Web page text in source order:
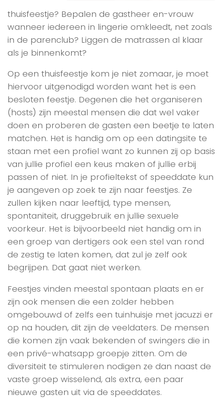
thuisfeestje? Bepalen de gastheer en-vrouw
wanneer iedereen in lingerie omkleedt, net zoals
in de parenclub? Liggen de matrassen al klaar
als je binnenkomt?
Op een thuisfeestje kom je niet zomaar, je moet
hiervoor uitgenodigd worden want het is een
besloten feestje. Degenen die het organiseren
(hosts) zijn meestal mensen die dat wel vaker
doen en proberen de gasten een beetje te laten
matchen. Het is handig om op een datingsite te
staan met een profiel want zo kunnen zij op basis
van jullie profiel een keus maken of jullie erbij
passen of niet. In je profieltekst of speeddate kun
je aangeven op zoek te zijn naar feestjes. Ze
zullen kijken naar leeftijd, type mensen,
spontaniteit, druggebruik en jullie sexuele
voorkeur. Het is bijvoorbeeld niet handig om in
een groep van dertigers ook een stel van rond
de zestig te laten komen, dat zul je zelf ook
begrijpen. Dat gaat niet werken.
Feestjes vinden meestal spontaan plaats en er
zijn ook mensen die een zolder hebben
omgebouwd of zelfs een tuinhuisje met jacuzzi er
op na houden, dit zijn de veeldaters. De mensen
die komen zijn vaak bekenden of swingers die in
een privé-whatsapp groepje zitten. Om de
diversiteit te stimuleren nodigen ze dan naast de
vaste groep wisselend, als extra, een paar
nieuwe gasten uit via de speeddates.